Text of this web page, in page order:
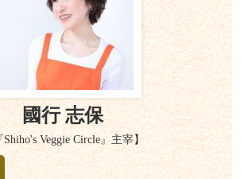
國行 志保
Shiho's Veggie Circle』主宰】